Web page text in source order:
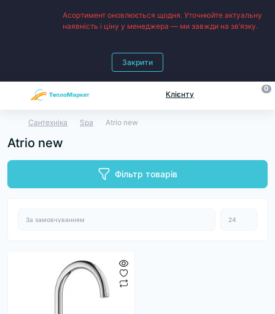
Асортимент оновлюється щодня. Уточнюйте актуальну
наявність і ціну у менеджера — ми завжди на зв’язку.
Закрити
Клієнту
0
Сантехніка Spa Atrio new
Atrio new
Фільтр товарів